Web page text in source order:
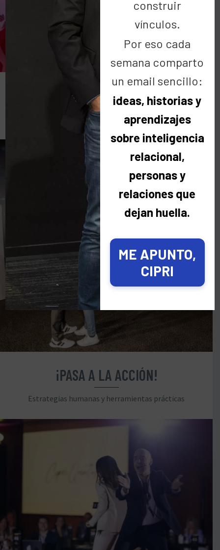
DAYS TO SHINE
Para mujeres que brillan
¡PASA A LA ACCIÓN!
Estrategias humanas y herramientas prácticas
construir
vínculos.
Por eso cada
semana comparto
un email sencillo:
ideas, historias y
aprendizajes
sobre inteligencia
relacional,
personas y
relaciones que
dejan huella.
ME APUNTO,
CIPRI